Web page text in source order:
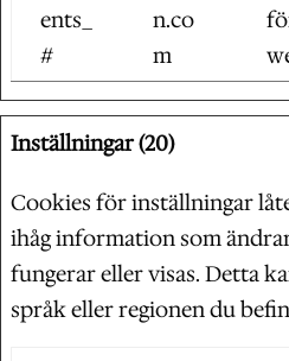
ents_
#
n.co
m
Inställningar (20)
Cookies för inställningar
ihåg information som
fungerar eller visas. Detta
språk eller regionen du